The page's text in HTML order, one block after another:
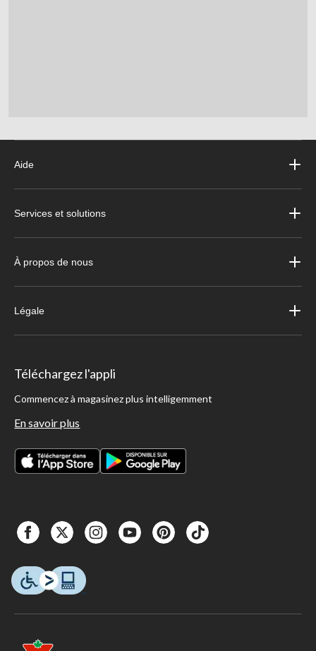
Aide
Services et solutions
À propos de nous
Légale
Téléchargez l'appli
Commencez à magasinez plus intelligemment
En savoir plus